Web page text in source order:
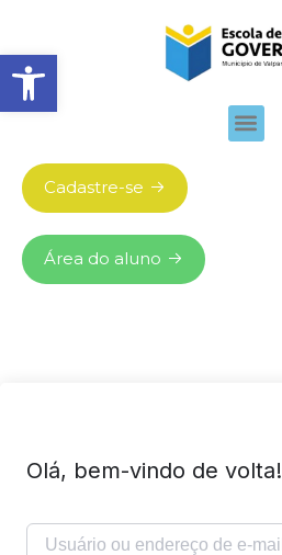
Abrir barra de ferramentas
Cadastre-se
Área do aluno
Olá, bem-vindo de volta!